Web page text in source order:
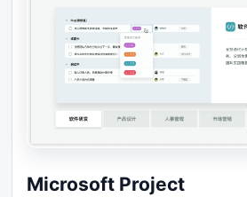
Microsoft Project